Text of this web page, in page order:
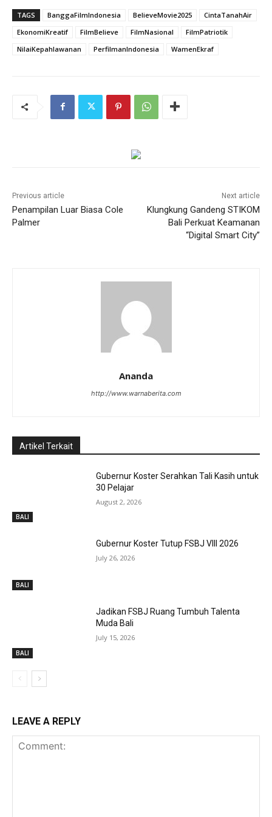
TAGS BanggaFilmIndonesia BelieveMovie2025
CintaTanahAir
EkonomiKreatif
FilmBelieve FilmNasional
FilmPatriotik
NilaiKepahlawanan
PerfilmanIndonesia WamenEkraf
Previous article
Penampilan Luar Biasa Cole
Palmer
Next article
Klungkung Gandeng STIKOM
Bali Perkuat Keamanan
“Digital Smart City”
Ananda
http://www.warnaberita.com
Artikel Terkait
BALI
Gubernur Koster Serahkan Tali Kasih untuk
30 Pelajar
August 2, 2026
BALI
Gubernur Koster Tutup FSBJ VIII 2026
July 26, 2026
BALI
Jadikan FSBJ Ruang Tumbuh Talenta
Muda Bali
July 15, 2026
LEAVE A REPLY